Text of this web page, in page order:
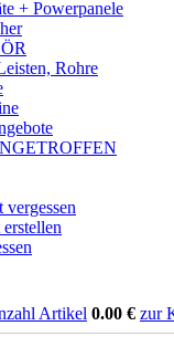
+ Powerpanele
Rohre
vergessen
Artikel 0.00 € zur